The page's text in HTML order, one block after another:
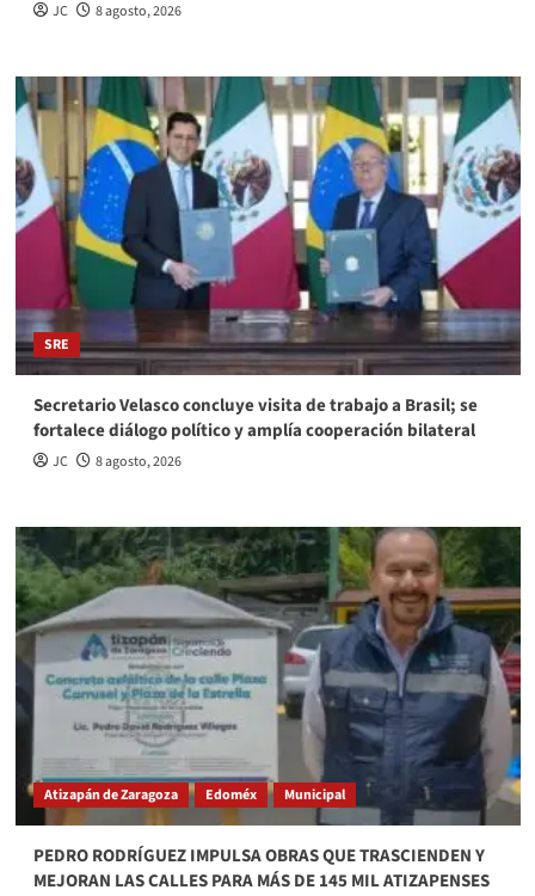
JC 8 agosto, 2026
SRE
Secretario Velasco concluye visita de trabajo a Brasil; se
fortalece diálogo político y amplía cooperación bilateral
JC 8 agosto, 2026
Atizapán de Zaragoza Edoméx Municipal
PEDRO RODRÍGUEZ IMPULSA OBRAS QUE TRASCIENDEN Y
MEJORAN LAS CALLES PARA MÁS DE 145 MIL ATIZAPENSES